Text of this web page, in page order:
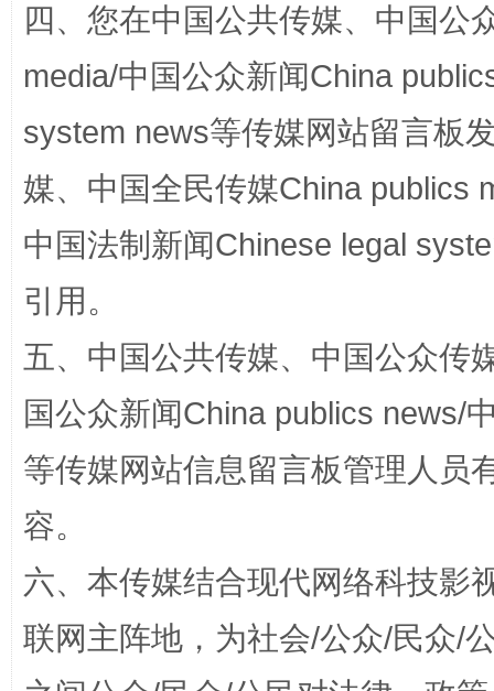
漫山遍野的桃花与雪山、麦地、白藏房
招工难、用工荒背后
四、您在中国公共传媒、中国公
media/中国公众新闻China
system news等传媒网站留言板
媒、中国全民传媒China publics
中国法制新闻Chinese legal
引用。
五、中国公共传媒、中国公众传
国公众新闻China publics news/
等传媒网站信息留言板管理人员
容。
六、本传媒结合现代网络科技影
联网主阵地，为社会/公众/民众/